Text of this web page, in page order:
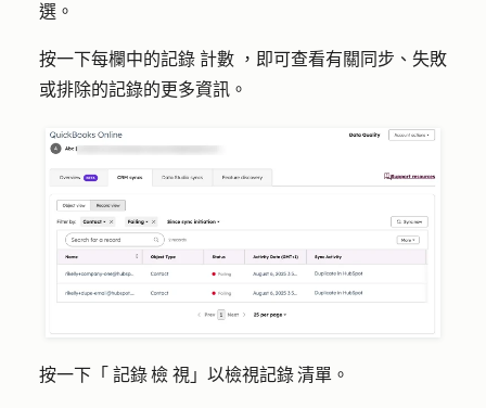
選。
按一下每欄中的記錄 計數 ，即可查看有關同步、失敗
或排除的記錄的更多資訊。
按一下「 記錄 檢 視」以檢視記錄 清單。